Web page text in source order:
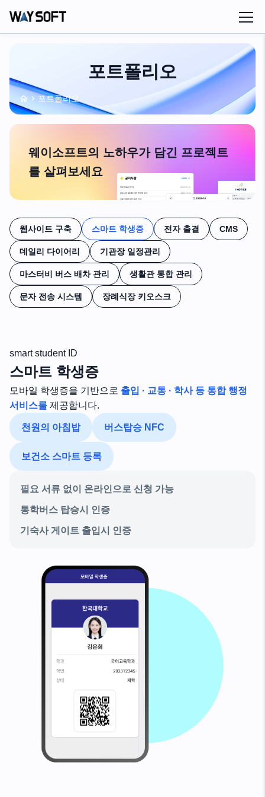
포트폴리오
포트폴리오
웨이소프트의 노하우가 담긴 프로젝트
를 살펴보세요
웹사이트 구축 스마트 학생증 전자 출결 CMS
데일리 다이어리 기관장 일정관리
마스터비 버스 배차 관리 생활관 통합 관리
문자 전송 시스템 장례식장 키오스크
smart student ID
스마트 학생증
모바일 학생증을 기반으로 출입 · 교통 · 학사 등 통합 행정
서비스를 제공합니다.
천원의 아침밥 버스탑승 NFC
보건소 스마트 등록
필요 서류 없이 온라인으로 신청 가능
통학버스 탑승시 인증
기숙사 게이트 출입시 인증